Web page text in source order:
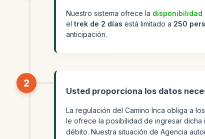
Nuestro sistema ofrece la disponibilidad
el trek de 2 días está limitado a 250
anticipación.
2
Usted proporciona los datos
La regulación del Camino Inca obliga a
le ofrece la posibilidad de ingresar
débito. Nuestra situación de Agencia